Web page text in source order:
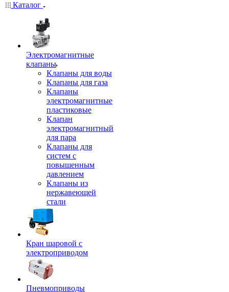
Каталог
Электромагнитные
клапаны
Клапаны для воды
Клапаны для газа
Клапаны
электромагнитные
пластиковые
Клапан
электромагнитный
для пара
Клапаны для
систем с
повышенным
давлением
Клапаны из
нержавеющей
стали
Кран шаровой с
электроприводом
Пневмоприводы